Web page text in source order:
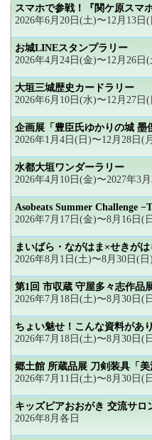
スマホで参戦！『関ケ原スマ
2026年6月20日(土)〜12月13日(
お城LINEスタンプラリー
2026年4月24日(金)〜12月26日(
大垣三城歴史カードラリー
2026年6月10日(水)〜12月27日(
企画展「豊臣氏ゆかりの城 墨
2026年1月4日(日)〜12月28日(
水都大垣ワンダーラリー
2026年4月10日(金)〜2027年3
Asobeats Summer Challenge
2026年7月17日(金)〜8月16日(
まいばら・ながはま×せきが
2026年8月1日(土)〜8月30日(日)
第1回 市収蔵 守屋多々志作品
2026年7月18日(土)〜8月30日(
ちょい魅せ！こんな資料があ
2026年7月18日(土)〜8月30日(
郷土館 所蔵品展 刀剣装具「
2026年7月11日(土)〜8月30日(
キッズピアおおがき 交流サロ
2026年8月各日